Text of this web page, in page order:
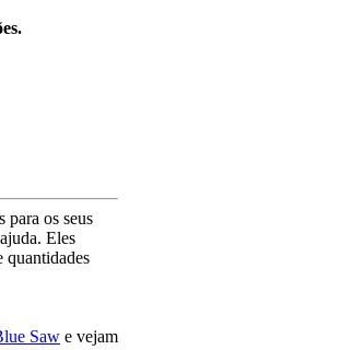
para os seus
Eles
quantidades
Saw e vejam